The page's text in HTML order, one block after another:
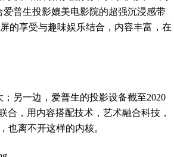
普生投影媲美电影院的超强沉浸感带
的享受与趣味娱乐结合，内容丰富，在
另一边，爱普生的投影设备截至2020
合，用内容搭配技术，艺术融合科技，
也离不开这样的内核。